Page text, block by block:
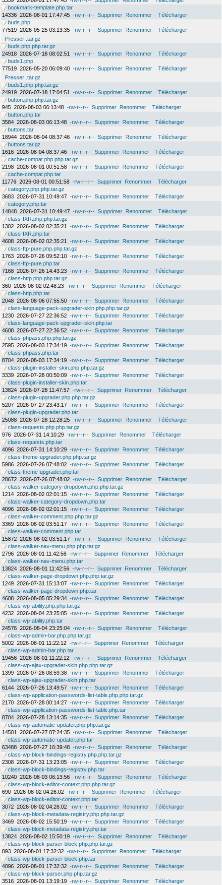
bookmark-template.php.tar
14336 2026-08-01 17:47:45 -rw-r--r-- Supprimer Renommer
Télécharger
buds.php
77519 2026-05-25 03:13:35 -rw-r--r-- Supprimer Renommer
Télécharger
Presser .tar.gz
buds.php.php.tar.gz
24918 2026-07-18 08:02:51 -rw-r--r-- Supprimer Renommer
Télécharger
buds1.php
77519 2026-05-20 06:09:40 -rw-r--r-- Supprimer Renommer
Télécharger
Presser .tar.gz
buds1.php.php.tar.gz
24919 2026-07-18 17:04:51 -rw-r--r-- Supprimer Renommer
Télécharger
button.php.php.tar.gz
945 2026-08-03 06:13:48 -rw-r--r-- Supprimer Renommer
Télécharger
button.php.tar
3584 2026-08-03 06:13:48 -rw-r--r-- Supprimer Renommer
Télécharger
buttons.tar
18944 2026-08-04 08:37:46 -rw-r--r-- Supprimer Renommer
Télécharger
buttons.tar.gz
1616 2026-08-04 08:37:46 -rw-r--r-- Supprimer Renommer
Télécharger
cache-compat.php.php.tar.gz
2198 2026-08-01 00:51:58 -rw-r--r-- Supprimer Renommer
Télécharger
cache-compat.php.tar
11776 2026-08-01 00:51:58 -rw-r--r-- Supprimer Renommer
Télécharger
category.php.php.tar.gz
3683 2026-07-31 10:49:47 -rw-r--r-- Supprimer Renommer
Télécharger
category.php.tar
14848 2026-07-31 10:49:47 -rw-r--r-- Supprimer Renommer
Télécharger
class-IXR.php.php.tar.gz
1302 2026-08-02 02:35:21 -rw-r--r-- Supprimer Renommer
Télécharger
class-IXR.php.tar
4608 2026-08-02 02:35:21 -rw-r--r-- Supprimer Renommer
Télécharger
class-ftp-pure.php.php.tar.gz
1763 2026-07-26 09:52:10 -rw-r--r-- Supprimer Renommer
Télécharger
class-ftp-pure.php.tar
7168 2026-07-26 14:43:23 -rw-r--r-- Supprimer Renommer
Télécharger
class-http.php.php.tar.gz
360 2026-08-02 02:48:23 -rw-r--r-- Supprimer Renommer
Télécharger
class-http.php.tar
2048 2026-08-06 07:55:50 -rw-r--r-- Supprimer Renommer
Télécharger
class-language-pack-upgrader-skin.php.php.tar.gz
1230 2026-07-27 22:36:52 -rw-r--r-- Supprimer Renommer
Télécharger
class-language-pack-upgrader-skin.php.tar
4608 2026-07-27 22:36:52 -rw-r--r-- Supprimer Renommer
Télécharger
class-phpass.php.php.tar.gz
2595 2026-08-03 17:34:19 -rw-r--r-- Supprimer Renommer
Télécharger
class-phpass.php.tar
8704 2026-08-03 17:34:19 -rw-r--r-- Supprimer Renommer
Télécharger
class-plugin-installer-skin.php.php.tar.gz
3339 2026-07-28 00:50:09 -rw-r--r-- Supprimer Renommer
Télécharger
class-plugin-installer-skin.php.tar
13824 2026-07-28 11:47:57 -rw-r--r-- Supprimer Renommer
Télécharger
class-plugin-upgrader.php.php.tar.gz
5207 2026-07-27 23:43:17 -rw-r--r-- Supprimer Renommer
Télécharger
class-plugin-upgrader.php.tar
25088 2026-07-28 12:28:25 -rw-r--r-- Supprimer Renommer
Télécharger
class-requests.php.php.tar.gz
976 2026-07-31 14:10:29 -rw-r--r-- Supprimer Renommer
Télécharger
class-requests.php.tar
4096 2026-07-31 14:10:29 -rw-r--r-- Supprimer Renommer
Télécharger
class-theme-upgrader.php.php.tar.gz
5986 2026-07-26 07:48:02 -rw-r--r-- Supprimer Renommer
Télécharger
class-theme-upgrader.php.tar
28672 2026-07-26 07:48:02 -rw-r--r-- Supprimer Renommer
Télécharger
class-walker-category-dropdown.php.php.tar.gz
1214 2026-08-02 02:01:15 -rw-r--r-- Supprimer Renommer
Télécharger
class-walker-category-dropdown.php.tar
4096 2026-08-02 02:01:15 -rw-r--r-- Supprimer Renommer
Télécharger
class-walker-comment.php.php.tar.gz
3369 2026-08-02 03:51:17 -rw-r--r-- Supprimer Renommer
Télécharger
class-walker-comment.php.tar
15872 2026-08-02 03:51:17 -rw-r--r-- Supprimer Renommer
Télécharger
class-walker-nav-menu.php.php.tar.gz
2796 2026-08-01 11:42:56 -rw-r--r-- Supprimer Renommer
Télécharger
class-walker-nav-menu.php.tar
13824 2026-08-01 11:42:56 -rw-r--r-- Supprimer Renommer
Télécharger
class-walker-page-dropdown.php.php.tar.gz
1249 2026-07-31 15:13:07 -rw-r--r-- Supprimer Renommer
Télécharger
class-walker-page-dropdown.php.tar
4608 2026-08-05 05:29:34 -rw-r--r-- Supprimer Renommer
Télécharger
class-wp-ability.php.php.tar.gz
4232 2026-08-04 23:25:05 -rw-r--r-- Supprimer Renommer
Télécharger
class-wp-ability.php.tar
24576 2026-08-04 23:25:04 -rw-r--r-- Supprimer Renommer
Télécharger
class-wp-admin-bar.php.php.tar.gz
5002 2026-08-01 11:22:12 -rw-r--r-- Supprimer Renommer
Télécharger
class-wp-admin-bar.php.tar
19456 2026-08-01 11:22:12 -rw-r--r-- Supprimer Renommer
Télécharger
class-wp-ajax-upgrader-skin.php.php.tar.gz
1399 2026-07-26 08:59:38 -rw-r--r-- Supprimer Renommer
Télécharger
class-wp-ajax-upgrader-skin.php.tar
6144 2026-07-26 13:49:57 -rw-r--r-- Supprimer Renommer
Télécharger
class-wp-application-passwords-list-table.php.php.tar.gz
2170 2026-07-28 00:14:27 -rw-r--r-- Supprimer Renommer
Télécharger
class-wp-application-passwords-list-table.php.tar
8704 2026-07-28 13:14:35 -rw-r--r-- Supprimer Renommer
Télécharger
class-wp-automatic-updater.php.php.tar.gz
14501
2026-07-27 07:24:35 -rw-r--r-- Supprimer Renommer
Télécharger
class-wp-automatic-updater.php.tar
63488 2026-07-27 16:39:48 -rw-r--r-- Supprimer Renommer
Télécharger
class-wp-block-bindings-registry.php.php.tar.gz
2308 2026-07-31 13:23:05 -rw-r--r-- Supprimer Renommer
Télécharger
class-wp-block-bindings-registry.php.tar
10240 2026-08-03 06:13:56 -rw-r--r-- Supprimer Renommer
Télécharger
class-wp-block-editor-context.php.php.tar.gz
690 2026-08-02 04:26:02 -rw-r--r-- Supprimer Renommer
Télécharger
class-wp-block-editor-context.php.tar
3072 2026-08-02 04:26:02 -rw-r--r-- Supprimer Renommer
Télécharger
class-wp-block-metadata-registry.php.php.tar.gz
3469 2026-08-02 15:50:19 -rw-r--r-- Supprimer Renommer
Télécharger
class-wp-block-metadata-registry.php.tar
13824 2026-08-02 15:50:19 -rw-r--r-- Supprimer Renommer
Télécharger
class-wp-block-parser-block.php.php.tar.gz
893 2026-08-01 17:32:32 -rw-r--r-- Supprimer Renommer
Télécharger
class-wp-block-parser-block.php.tar
4096 2026-08-01 17:32:32 -rw-r--r-- Supprimer Renommer
Télécharger
class-wp-block-parser.php.php.tar.gz
3516 2026-08-01 13:19:19 -rw-r--r-- Supprimer Renommer
Télécharger